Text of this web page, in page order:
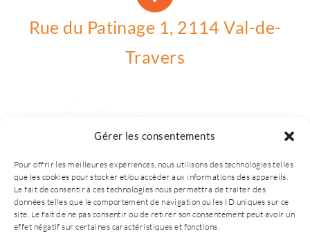
Gérer les consentements
Pour offrir les meilleures expériences, nous utilisons des technologies telles
que les cookies pour stocker et/ou accéder aux informations des appareils.
Le fait de consentir à ces technologies nous permettra de traiter des
données telles que le comportement de navigation ou les ID uniques sur ce
site. Le fait de ne pas consentir ou de retirer son consentement peut avoir un
effet négatif sur certaines caractéristiques et fonctions.
Rue du Patinage 1, 2114 Val-de-
Travers